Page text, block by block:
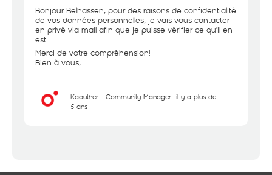
Bonjour Belhassen, pour des raisons de confidentialité
de vos données personnelles, je vais vous contacter
en privé via mail afin que je puisse vérifier ce qu'il en
est.
Merci de votre compréhension!
Bien à vous,
Kaouther - Community Manager il y a plus de
5 ans